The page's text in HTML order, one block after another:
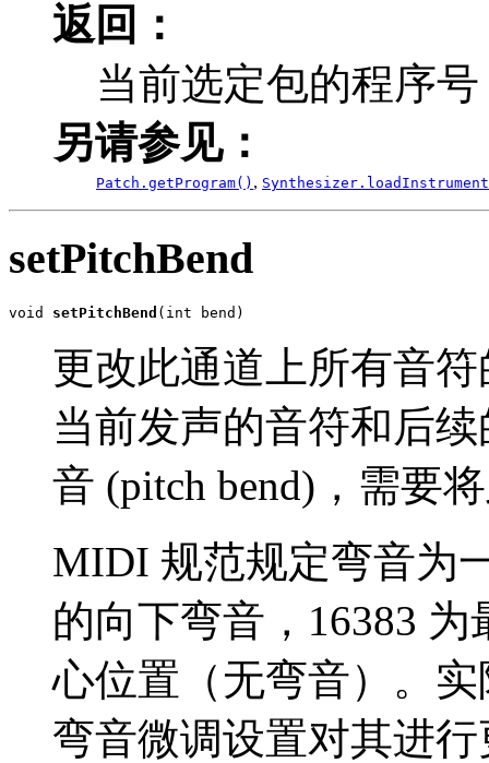
返回：
当前选定包的程序号
另请参见：
Patch.getProgram() ,
setPitchBend
void setPitchBend (int bend)
更改此通道上所有音
当前发声的音符和后
音 (pitch bend)，需要
MIDI 规范规定弯音为
的向下弯音，16383
心位置（无弯音）。
弯音微调设置对其进